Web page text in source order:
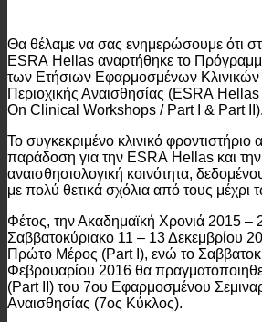
Θα θέλαμε να σας ενημερώσουμε ότι
ESRA Hellas αναρτήθηκε το
των Ετήσιων Εφαρμοσμένων Κλινικών
Περιοχικής Αναισθησίας (ESRA
On Clinical Workshops / Part I & Part II).
Το συγκεκριμένο κλινικό φροντιστήριο
παράδοση για την ESRA Hellas και την
αναισθησιολογική κοινότητα, δεδομένου
με πολύ θετικά σχόλια από τους μέχρι
Φέτος, την Ακαδημαϊκή Χρονιά 2015 –
Σαββατοκύριακο 11 – 13 Δεκεμβρίου
Πρώτο Μέρος (Part I), ενώ το
Φεβρουαρίου 2016 θα
(Part II) του 7ου Εφαρμοσμένου
Αναισθησίας (7ος Κύκλος).